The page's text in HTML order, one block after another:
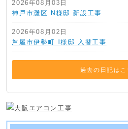
2026年08月03日
神戸市灘区 N様邸 新設工事
2026年08月02日
芦屋市伊勢町 I様邸 入替工事
過去の日記はこ